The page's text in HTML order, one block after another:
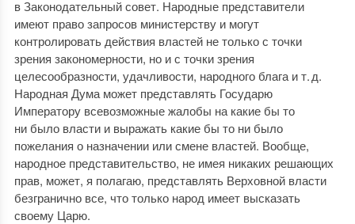
в Законодательный совет. Народные представители
имеют право запросов министерству и могут
контролировать действия властей не только с точки
зрения закономерности, но и с точки зрения
целесообразности, удачливости, народного блага и т. д.
Народная Дума может представлять Государю
Императору всевозможные жалобы на какие бы то
ни было власти и выражать какие бы то ни было
пожелания о назначении или смене властей. Вообще,
народное представительство, не имея никаких решающих
прав, может, я полагаю, представлять Верховной власти
безгранично все, что только народ имеет высказать
своему Царю.